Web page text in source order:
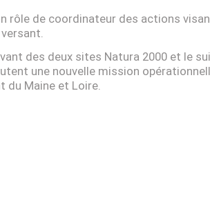
rôle de coordinateur des actions
versant.
des deux sites Natura 2000 et le
une nouvelle mission
du Maine et Loire.